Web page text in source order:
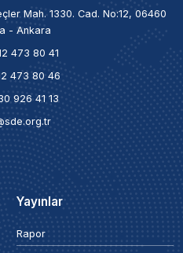
Mah. 1330. Cad. No:12, 06460
- Ankara
473 80 41
473 80 46
926 41 13
Yayınlar
Rapor